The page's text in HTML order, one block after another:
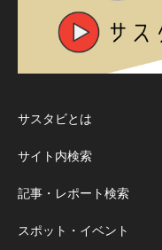
サスタビとは
サイト内検索
記事・レポート検索
スポット・イベント